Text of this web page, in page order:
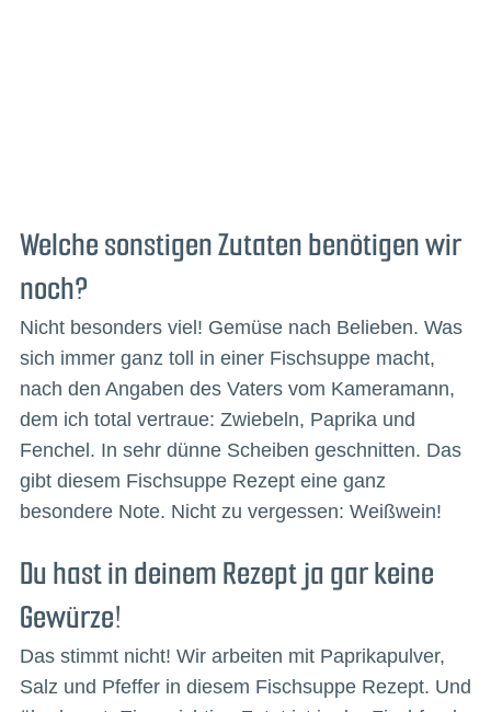
Welche sonstigen Zutaten benötigen wir
noch?
Nicht besonders viel! Gemüse nach Belieben. Was
sich immer ganz toll in einer Fischsuppe macht,
nach den Angaben des Vaters vom Kameramann,
dem ich total vertraue: Zwiebeln, Paprika und
Fenchel. In sehr dünne Scheiben geschnitten. Das
gibt diesem Fischsuppe Rezept eine ganz
besondere Note. Nicht zu vergessen: Weißwein!
Du hast in deinem Rezept ja gar keine
Gewürze!
Das stimmt nicht! Wir arbeiten mit Paprikapulver,
Salz und Pfeffer in diesem Fischsuppe Rezept. Und